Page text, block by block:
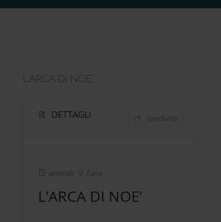
L’ARCA DI NOE’
DETTAGLI condividi
animali funo
L’ARCA DI NOE’